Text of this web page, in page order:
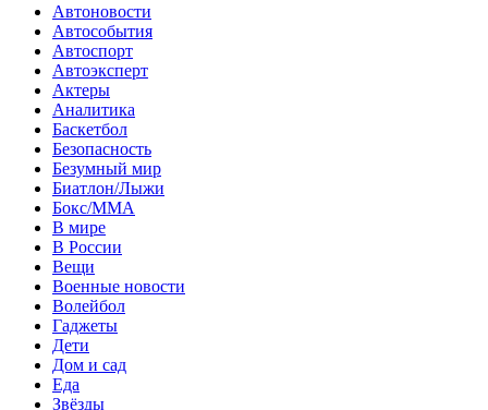
Автоновости
Автособытия
Автоспорт
Автоэксперт
Актеры
Аналитика
Баскетбол
Безопасность
Безумный мир
Биатлон/Лыжи
Бокс/MMA
В мире
В России
Вещи
Военные новости
Волейбол
Гаджеты
Дети
Дом и сад
Еда
Звёзды